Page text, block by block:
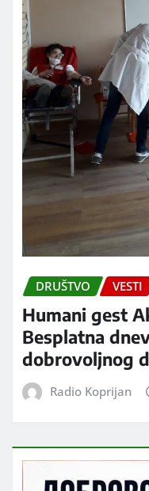
DRUŠTVO VESTI
Humani gest
Besplatna
dobrovoljnog
Radio Koprijan